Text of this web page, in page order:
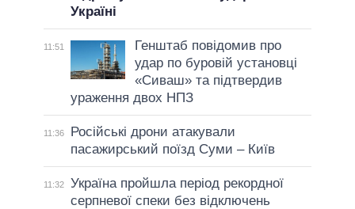
Україні
11:51
Генштаб повідомив про
удар по буровій установці
«Сиваш» та підтвердив
ураження двох НПЗ
11:36
Російські дрони атакували
пасажирський поїзд Суми – Київ
11:32
Україна пройшла період рекордної
серпневої спеки без відключень